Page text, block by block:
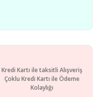
Kredi Kartı ile taksitli Alışveriş
Çoklu Kredi Kartı ile Ödeme
Kolaylığı